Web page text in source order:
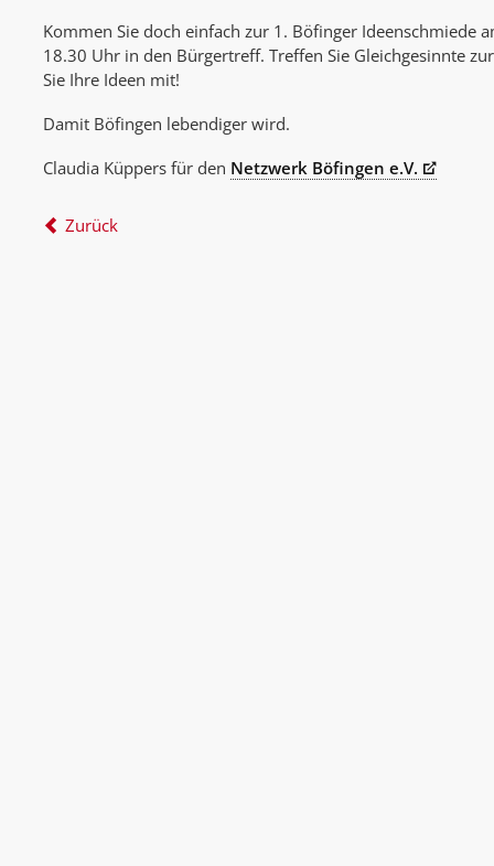
Kommen Sie doch einfach zur 1. Böfinger Ideenschmiede
18.30 Uhr in den Bürgertreff. Treffen Sie Gleichgesinnte
Sie Ihre Ideen mit!
Damit Böfingen lebendiger wird.
Claudia Küppers für den Netzwerk Böfingen e.V.
Zurück